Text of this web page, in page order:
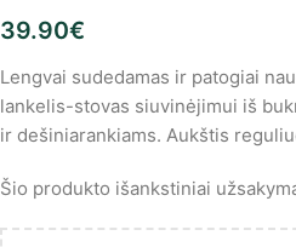
39.90€
Lengvai sudedamas ir patogiai
lankelis-stovas siuvinėjimui iš
ir dešiniarankiams. Aukštis
Šio produkto išankstiniai